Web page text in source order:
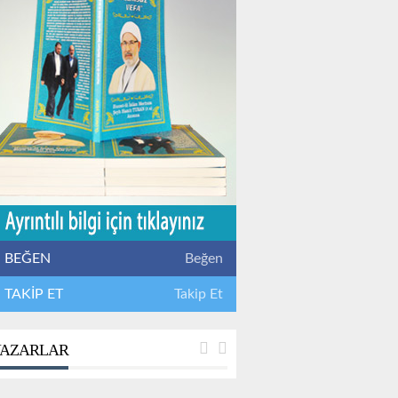
BEĞEN Beğen
TAKİP ET Takip Et